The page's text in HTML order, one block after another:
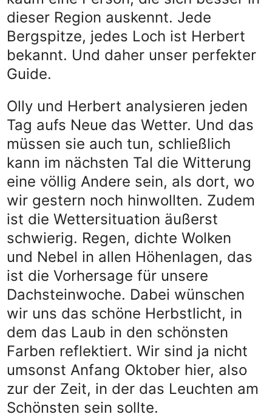
dieser Region auskennt. Jede
Bergspitze, jedes Loch ist Herbert
bekannt. Und daher unser perfekter
Guide.
Olly und Herbert analysieren jeden
Tag aufs Neue das Wetter. Und das
müssen sie auch tun, schließlich
kann im nächsten Tal die Witterung
eine völlig Andere sein, als dort, wo
wir gestern noch hinwollten. Zudem
ist die Wettersituation äußerst
schwierig. Regen, dichte Wolken
und Nebel in allen Höhenlagen, das
ist die Vorhersage für unsere
Dachsteinwoche. Dabei wünschen
wir uns das schöne Herbstlicht, in
dem das Laub in den schönsten
Farben reflektiert. Wir sind ja nicht
umsonst Anfang Oktober hier, also
zur der Zeit, in der das Leuchten am
Schönsten sein sollte.